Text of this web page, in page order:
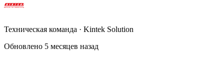
Техническая команда · Kintek Solution
Обновлено 5 месяцев назад